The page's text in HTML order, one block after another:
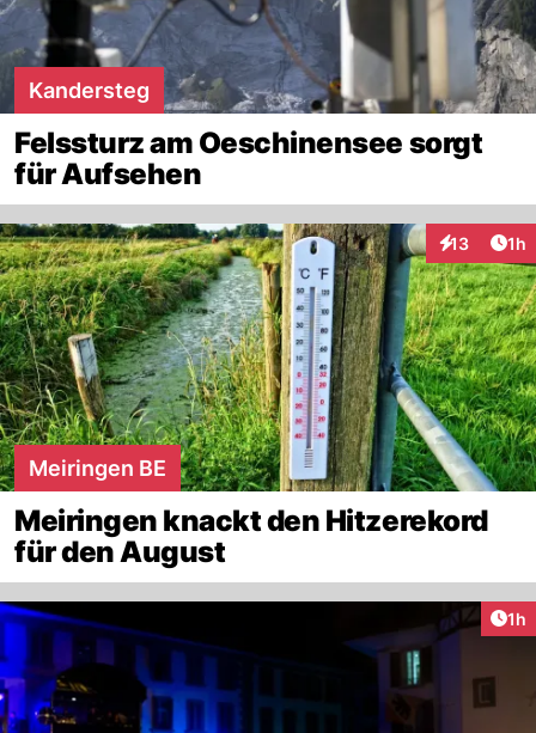
Kandersteg
Felssturz am Oeschinensee sorgt
für Aufsehen
13 1h
Meiringen BE
Meiringen knackt den Hitzerekord
für den August
1h